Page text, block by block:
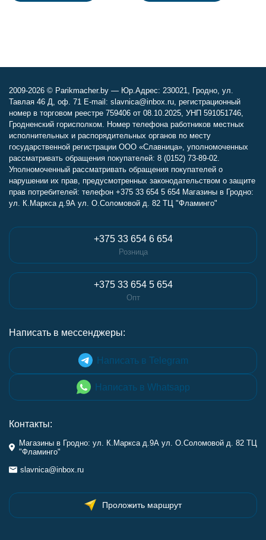
2009-2026 © Parikmacher.by — Юр.Адрес: 230021, Гродно, ул.
Тавлая 46 Д, оф. 71 E-mail: slavnica@inbox.ru, регистрационный
номер в торговом реестре 759406 от 08.10.2025, УНП 591051746,
Гродненский горисполком. Номер телефона работников местных
исполнительных и распорядительных органов по месту
государственной регистрации ООО «Славница», уполномоченных
рассматривать обращения покупателей: 8 (0152) 73-89-02.
Уполномоченный рассматривать обращения покупателей о
нарушении их прав, предусмотренных законодательством о защите
прав потребителей: телефон +375 33 654 5 654 Магазины в Гродно:
ул. К.Маркса д.9А ул. О.Соломовой д. 82 ТЦ "Фламинго"
+375 33 654 6 654
Розница
+375 33 654 5 654
Опт
Написать в мессенджеры:
Написать в Telegram
Написать в Whatsapp
Контакты:
Магазины в Гродно: ул. К.Маркса д.9А ул. О.Соломовой д. 82 ТЦ
"Фламинго"
slavnica@inbox.ru
Проложить маршрут